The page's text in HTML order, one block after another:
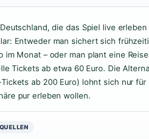
die das Spiel live
Entweder man sichert sich
im Monat – oder man plant eine
Tickets ab etwa 60 Euro. Die
ab 200 Euro) lohnt sich nur
pur erleben wollen.